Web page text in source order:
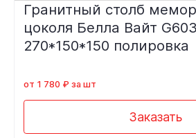
Гранитный столб
цоколя Белла Вайт G603
270*150*150 полировка
от 1 780 ₽ за шт
Заказать